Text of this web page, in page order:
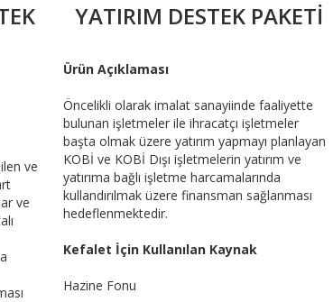
ve
ve
YATIRIM DESTEK PAKETİ
Ürün Açıklaması
Öncelikli olarak imalat sanayiinde faaliyette
bulunan işletmeler ile ihracatçı işletmeler
başta olmak üzere yatırım yapmayı planlayan
KOBİ ve KOBİ Dışı işletmelerin yatırım ve
yatırıma bağlı işletme harcamalarında
kullandırılmak üzere finansman sağlanması
hedeflenmektedir.
Kefalet İçin Kullanılan Kaynak
Hazine Fonu